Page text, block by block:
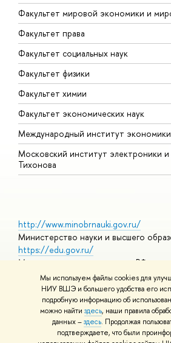
Мы используем файлы cookies для
НИУ ВШЭ и большего удобства его
подробную информацию об
можно найти здесь, наши правила
данных –здесь. Продолжая
подтверждаете, что были
Факультет мировой экономики и
Факультет права
Факультет социальных наук
Факультет физики
Факультет химии
Факультет экономических наук
Международный институт
Московский институт электроники
Тихонова
http://www.minobrnauki.gov.ru/
Министерство науки и высшего
https://edu.gov.ru/
Министерство просвещения РФ
https://elearning.hse.ru/mooc
Массовые открытые онлайн-курсы
© НИУ ВШЭ 1993–2026 Адреса и контакты
использования материалов Политика